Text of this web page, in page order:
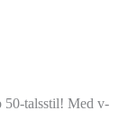
50-talsstil! Med v-